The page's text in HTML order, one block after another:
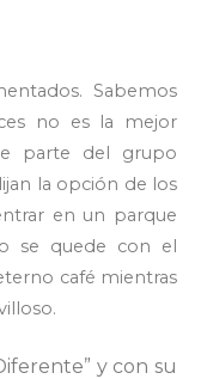
Sabemos
no es la mejor
parte del grupo
la opción de los
en un parque
se quede con el
café mientras
y con su